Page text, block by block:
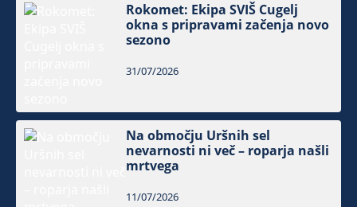
Rokomet: Ekipa SVIŠ Cugelj
okna s pripravami začenja novo
sezono
31/07/2026
Na območju Uršnih sel
nevarnosti ni več – roparja našli
mrtvega
11/07/2026